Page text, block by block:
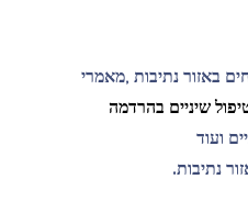
באזור נתיבות ,מאמרי
שיניים בהרדמה
ועוד
נתיבות.